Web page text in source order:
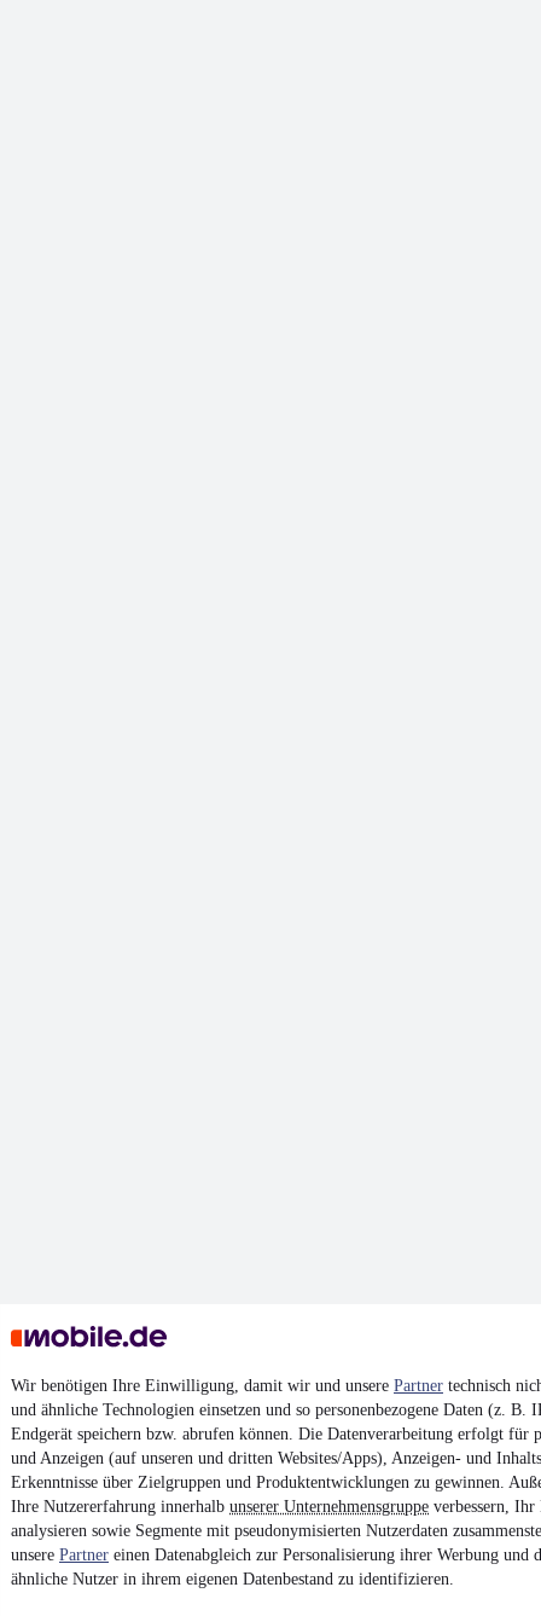
Wir benötigen Ihre Einwilligung, damit wir und unsere Partner technisch
und ähnliche Technologien einsetzen und so personenbezogene Daten (z. B.
Endgerät speichern bzw. abrufen können. Die Datenverarbeitung erfolgt für
und Anzeigen (auf unseren und dritten Websites/Apps), Anzeigen- und
Erkenntnisse über Zielgruppen und Produktentwicklungen zu gewinnen.
Ihre Nutzererfahrung innerhalb unserer Unternehmensgruppe verbessern, Ihr
analysieren sowie Segmente mit pseudonymisierten Nutzerdaten
unsere Partner einen Datenabgleich zur Personalisierung ihrer Werbung und
ähnliche Nutzer in ihrem eigenen Datenbestand zu identifizieren.